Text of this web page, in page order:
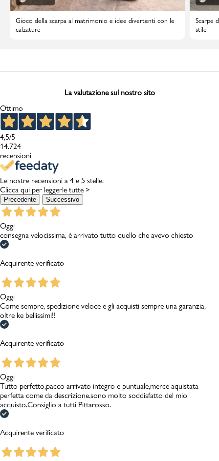
Gioco della scarpa al matrimonio e idee divertenti con le
calzature
Scarpe
stile
La valutazione sul nostro sito
Ottimo
4,5/5
14.724
recensioni
Le nostre recensioni a 4 e 5 stelle.
Clicca qui per leggerle tutte >
Precedente Successivo
Oggi
consegna velocissima, è arrivato tutto quello che avevo chiesto
Acquirente verificato
Oggi
Come sempre, spedizione veloce e gli acquisti sempre una garanzia,
oltre ke bellissimi!!
Acquirente verificato
Oggi
Tutto perfetto,pacco arrivato integro e puntuale,merce aquistata
perfetta come da descrizione.sono molto soddisfatto del mio
acquisto.Consiglio a tutti Pittarosso.
Acquirente verificato